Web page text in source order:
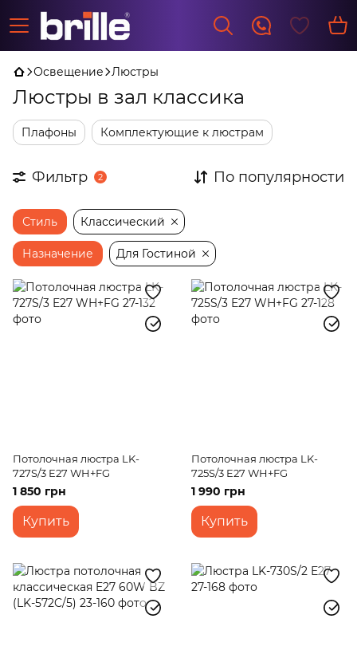
Освещение Люстры
Люстры в зал классика
Плафоны Комплектующие к люстрам
Фильтр 2 По популярности
Стиль Классический
Назначение Для Гостиной
Потолочная люстра LK-
727S/3 E27 WH+FG
1 850 грн
Купить
Потолочная люстра LK-
725S/3 E27 WH+FG
1 990 грн
Купить